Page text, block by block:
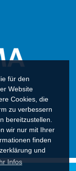
für den
Website
Cookies, die
zu verbessern
bereitzustellen.
wir nur mit Ihrer
finden
und
Infos